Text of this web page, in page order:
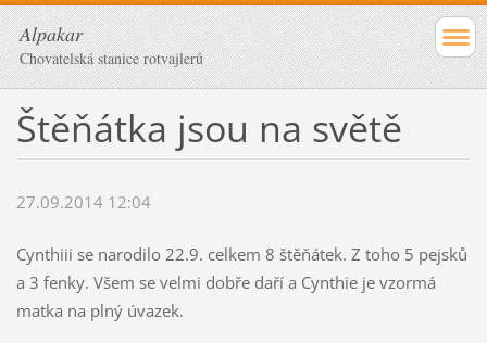
Alpakar
Chovatelská stanice rotvajlerů
Štěňátka jsou na světě
27.09.2014 12:04
Cynthiii se narodilo 22.9. celkem 8 štěňátek. Z toho 5 pejsků
a 3 fenky. Všem se velmi dobře daří a Cynthie je vzormá
matka na plný úvazek.